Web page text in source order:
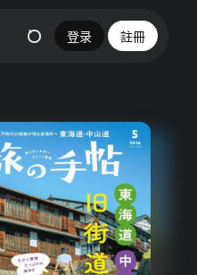
登录 註冊